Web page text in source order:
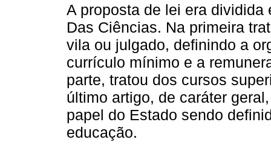
A proposta de lei era
Das Ciências. Na primeira
vila ou julgado, definindo a
currículo mínimo e a
parte, tratou dos cursos
último artigo, de caráter
papel do Estado sendo
educação.